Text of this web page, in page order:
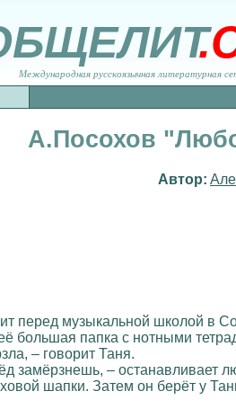
Международная русскоязычная литературная
А.Посохов
Автор:
перед музыкальной школой в
большая папка с нотными
– говорит Таня.
замёрзнешь, – останавливает
шапки. Затем он берёт у